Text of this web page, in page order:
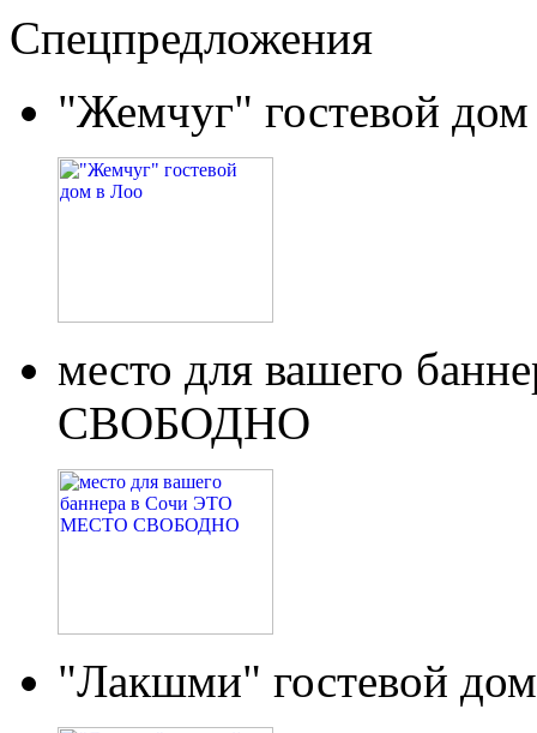
Спецпредложения
"Жемчуг" гостевой
место для вашего
СВОБОДНО
"Лакшми" гостевой